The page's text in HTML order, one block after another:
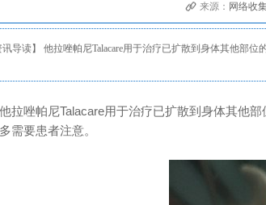
来源： 网络收
讯导读】 他拉唑帕尼Talacare用于治疗已扩散到身体其他部
他拉唑帕尼Talacare用于治疗已扩散到身体其他
需要患者注意。